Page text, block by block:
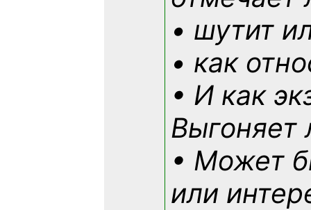
• шутит
• как
• И как
Выгоняет
• Может
или